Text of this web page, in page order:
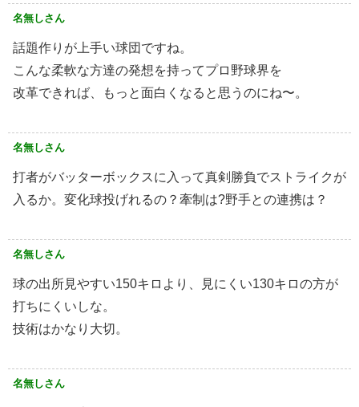
名無しさん
話題作りが上手い球団ですね。
こんな柔軟な方達の発想を持ってプロ野球界を
改革できれば、もっと面白くなると思うのにね〜。
名無しさん
打者がバッターボックスに入って真剣勝負でストライクが
入るか。変化球投げれるの？牽制は?野手との連携は？
名無しさん
球の出所見やすい150キロより、見にくい130キロの方が
打ちにくいしな。
技術はかなり大切。
名無しさん